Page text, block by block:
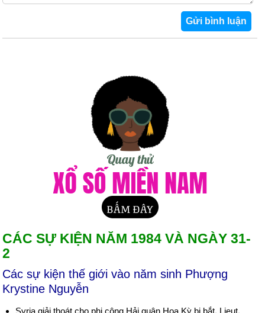
CÁC SỰ KIỆN NĂM 1984 VÀ NGÀY 31-
2
Các sự kiện thế giới vào năm sinh Phượng
Krystine Nguyễn
Syria giải thoát cho phi công Hải quân Hoa Kỳ bị bắt, Lieut.